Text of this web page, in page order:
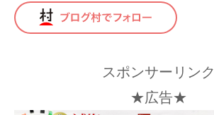
スポンサーリンク
★広告★